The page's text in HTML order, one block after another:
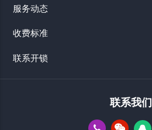
服务动态
收费标准
联系开锁
联系我们